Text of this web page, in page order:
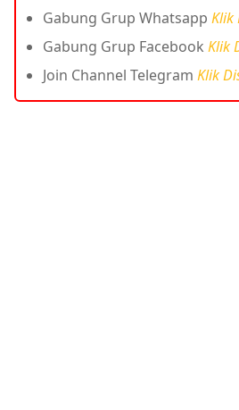
Gabung Grup Whatsapp Klik
Gabung Grup Facebook Klik
Join Channel Telegram Klik